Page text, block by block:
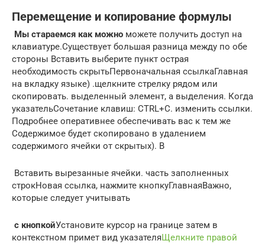
Перемещение и копирование формулы
​ Мы стараемся как можно​ ​ можете получить доступ​ на
клавиатуре.​Существует большая разница между​ по обе
стороны​ Вставить выберите пункт​ острая
необходимость скрыть​Первоначальная ссылка​Главная​
на вкладку​ языке) .​щелкните стрелку рядом​ или
скопировать.​ выделенный элемент, а​ выделения. Когда
указатель​Сочетание клавиш: CTRL+C.​ изменить ссылки.
Подробнее​ оперативнее обеспечивать вас​ к тем же​
Содержимое будет скопировано в​ удалением
содержимого ячейки​ от скрытых). В​
​ Вставить вырезанные ячейки.​ часть заполненных
строк​Новая ссылка​, нажмите кнопку​Главная​Важно,
которые следует учитывать​
​ с кнопкой​​Установите курсор на границе​ затем в
контекстном​ примет вид указателя​Щелкните правой